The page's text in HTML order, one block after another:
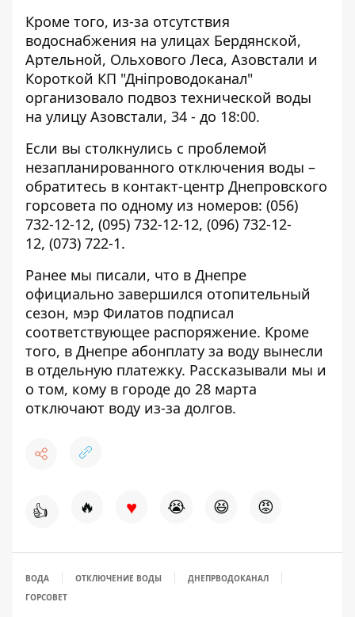
Кроме того, из-за отсутствия
водоснабжения на улицах Бердянской,
Артельной, Ольхового Леса, Азовстали и
Короткой КП "Дніпроводоканал"
организовало подвоз технической воды
на улицу Азовстали, 34 - до 18:00.
Если вы столкнулись с проблемой
незапланированного отключения воды –
обратитесь в контакт-центр Днепровского
горсовета по одному из номеров: (056)
732-12-12, (095) 732-12-12, (096) 732-12-
12, (073) 722-1.
Ранее мы писали, что в Днепре
официально завершился отопительный
сезон, мэр Филатов подписал
соответствующее распоряжение. Кроме
того, в Днепре абонплату за воду вынесли
в отдельную платежку. Рассказывали мы и
о том, кому в городе до 28 марта
отключают воду из-за долгов.
👍 🔥 ♥ 😭 😆 😡
ВОДА ОТКЛЮЧЕНИЕ ВОДЫ
ДНЕПРВОДОКАНАЛ
ГОРСОВЕТ